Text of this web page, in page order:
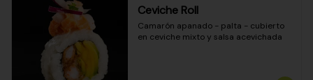
Ceviche Roll
Camarón apanado - palta - cubierto
en ceviche mixto y salsa acevichada